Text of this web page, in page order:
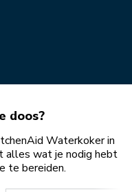
doos?
Waterkoker in
alles wat je nodig hebt
te bereiden.